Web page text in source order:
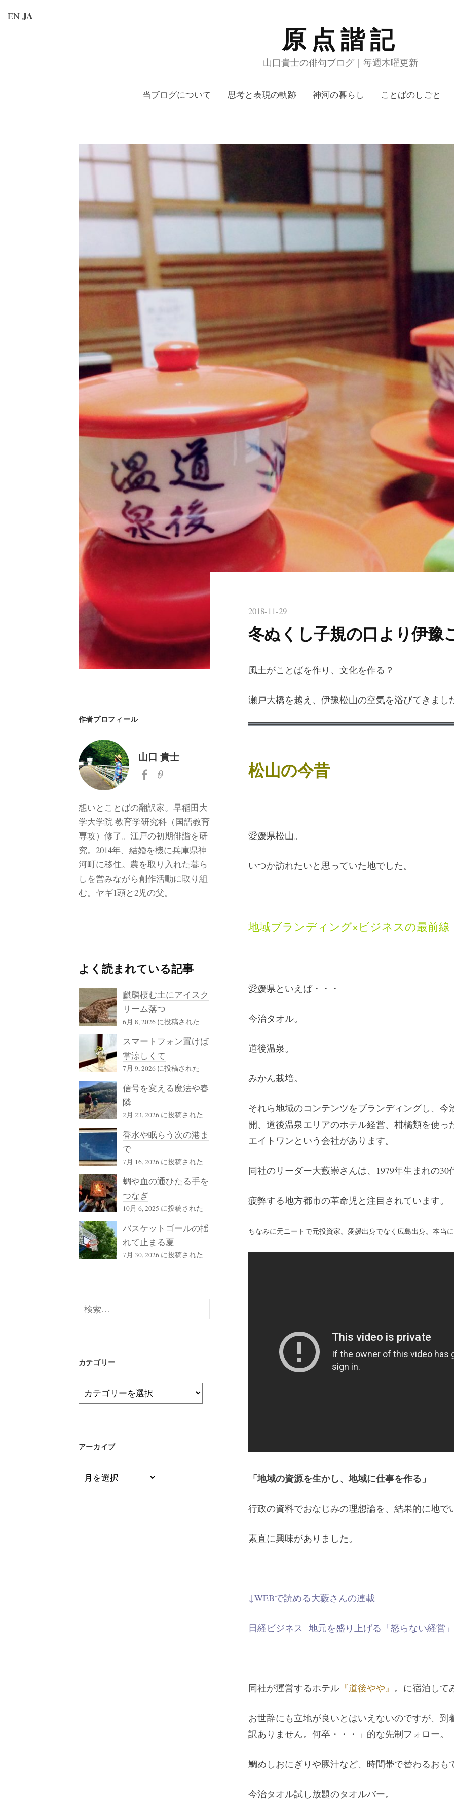
キ
ッ
原点諧記
山口貴士の俳句ブログ｜毎週木曜更新
当ブログについて 思考と表現の軌跡 神河の暮らし ことばのしごと
2018-11-29
冬ぬくし子規の口より伊豫
風土がことばを作り、文化を作る？
瀬戸大橋を越え、伊豫松山の空気を浴びてきまし
松山の今昔
愛媛県松山。
いつか訪れたいと思っていた地でした。
地域ブランディング×ビジネスの最前線
愛媛県といえば・・・
今治タオル。
道後温泉。
みかん栽培。
それら地域のコンテンツをブランディングし、今
開、道後温泉エリアのホテル経営、柑橘類を使
エイトワンという会社があります。
同社のリーダー大藪崇さんは、1979年生まれの30
疲弊する地方都市の革命児と注目されています。
ちなみに元ニートで元投資家。愛媛出身でなく広島出身。本当
「地域の資源を生かし、地域に仕事を作る」
行政の資料でおなじみの理想論を、結果的に地で
素直に興味がありました。
↓WEBで読める大藪さんの連載
日経ビジネス 地元を盛り上げる「怒らない経営」
同社が運営するホテル『道後やや』 。に宿泊して
お世辞にも立地が良いとはいえないのですが、
訳ありません。何卒・・・」的な先制フォロー。
鯛めしおにぎりや豚汁など、時間帯で替わるおも
今治タオル試し放題のタオルバー。
作者プロフィール
山口 貴士
想いとことばの翻訳家。早稲田大
学大学院 教育学研究科（国語教育
専攻）修了。江戸の初期俳諧を研
究。2014年、結婚を機に兵庫県神
河町に移住。農を取り入れた暮ら
しを営みながら創作活動に取り組
む。ヤギ1頭と2児の父。
よく読まれている記事
麒麟棲む土にアイスク
リーム落つ
6月 8, 2026 に投稿された
スマートフォン置けば
掌涼しくて
7月 9, 2026 に投稿された
信号を変える魔法や春
隣
2月 23, 2026 に投稿された
香水や眠らう次の港ま
で
7月 16, 2026 に投稿された
蜩や血の通ひたる手を
つなぎ
10月 6, 2025 に投稿された
バスケットゴールの揺
れて止まる夏
7月 30, 2026 に投稿された
検
索:
カテゴリー
カ
テ
ー
アーカイブ
ア
ー
EN JA